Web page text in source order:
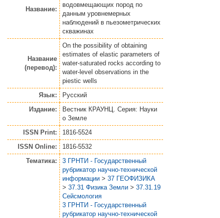
Название:
водовмещающих пород по
данным уровнемерных
наблюдений в пьезометрических
скважинах
Название
(перевод):
On the possibility of obtaining
estimates of elastic parameters of
water-saturated rocks according to
water-level observations in the
piestic wells
Язык:
Русский
Издание:
Вестник КРАУНЦ. Серия: Науки
о Земле
ISSN Print:
1816-5524
ISSN Online:
1816-5532
Тематика:
3 ГРНТИ - Государственный
рубрикатор научно-технической
информации > 37 ГЕОФИЗИКА
> 37.31 Физика Земли > 37.31.19
Сейсмология
3 ГРНТИ - Государственный
рубрикатор научно-технической